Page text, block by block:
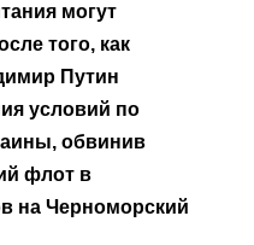
могут
того, как
Путин
условий по
обвинив
флот в
на Черноморский